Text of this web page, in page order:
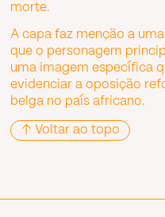
morte.
A capa faz menção a
que o personagem
uma imagem específica
evidenciar a oposição
belga no país africano.
↑ Voltar ao topo